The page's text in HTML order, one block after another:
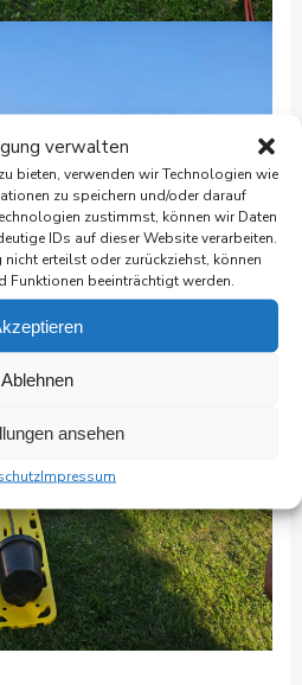
verwalten
bieten, verwenden wir Technologien wie
zu speichern und/oder darauf
zustimmst, können wir Daten
IDs auf dieser Website verarbeiten.
erteilst oder zurückziehst, können
Funktionen beeinträchtigt werden.
Ablehnen
ansehen
Impressum